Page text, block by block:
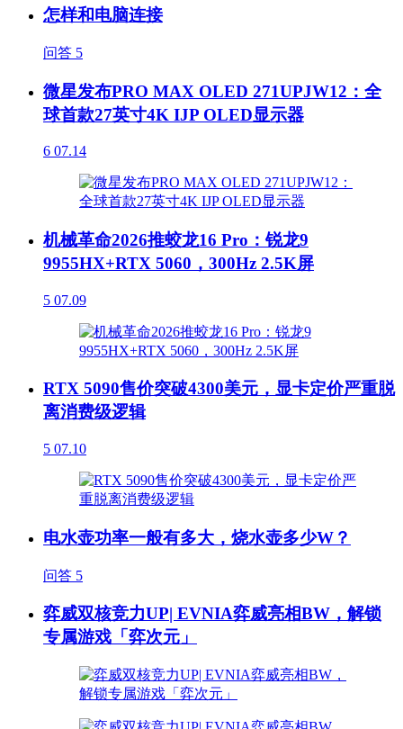
怎样和电脑连接
问答 5
微星发布PRO MAX OLED 271UPJW12：全
球首款27英寸4K IJP OLED显示器
6 07.14
机械革命2026推蛟龙16 Pro：锐龙9
9955HX+RTX 5060，300Hz 2.5K屏
5 07.09
RTX 5090售价突破4300美元，显卡定价严重脱
离消费级逻辑
5 07.10
电水壶功率一般有多大，烧水壶多少W？
问答 5
弈威双核竞力UP| EVNIA弈威亮相BW，解锁
专属游戏「弈次元」